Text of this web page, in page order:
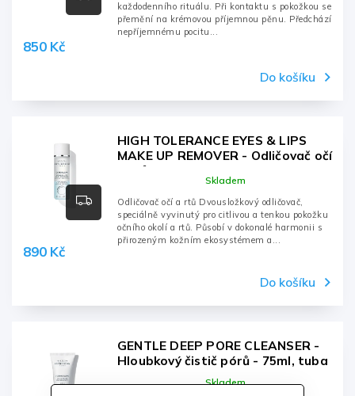
850 Kč
Do košíku
každodenního rituálu. Při kontaktu s pokožkou se
přemění na krémovou příjemnou pěnu. Předchází
nepříjemnému pocitu...
HIGH TOLERANCE EYES & LIPS
MAKE UP REMOVER - Odličovač očí
a rtů - 125ml, láhev
Skladem
890 Kč
Do košíku
Odličovač očí a rtů Dvousložkový odličovač,
speciálně vyvinutý pro citlivou a tenkou pokožku
očního okolí a rtů. Působí v dokonalé harmonii s
přirozeným kožním ekosystémem a...
GENTLE DEEP PORE CLEANSER -
Hloubkový čistič pórů - 75ml, tuba
Skladem